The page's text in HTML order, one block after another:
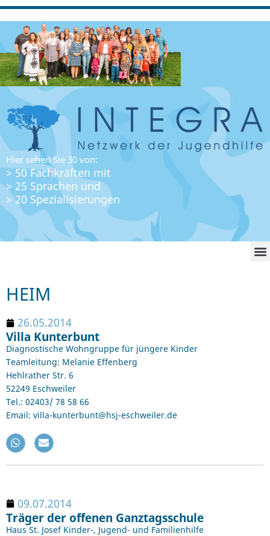
Hier sehen Sie 30 von:
> 50 Fachkräften mit
> 25 Sprachen und
> 20 Spezialisierungen
HEIM
26.05.2014
Villa Kunterbunt
Diagnostische Wohngruppe für jüngere Kinder
Teamleitung: Melanie Effenberg
Hehlrather Str. 6
52249 Eschweiler
Tel.: 02403/ 78 58 66
Email: villa-kunterbunt@hsj-eschweiler.de
09.07.2014
Träger der offenen Ganztagsschule
Haus St. Josef Kinder-, Jugend- und Familienhilfe